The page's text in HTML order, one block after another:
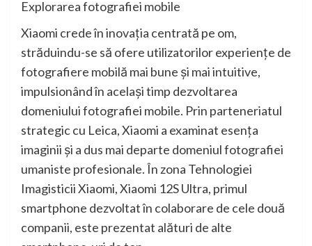
Explorarea fotografiei mobile
Xiaomi crede în inovația centrată pe om,
străduindu-se să ofere utilizatorilor experiențe de
fotografiere mobilă mai bune și mai intuitive,
impulsionând în același timp dezvoltarea
domeniului fotografiei mobile. Prin parteneriatul
strategic cu Leica, Xiaomi a examinat esența
imaginii și a dus mai departe domeniul fotografiei
umaniste profesionale. În zona Tehnologiei
Imagisticii Xiaomi, Xiaomi 12S Ultra, primul
smartphone dezvoltat în colaborare de cele două
companii, este prezentat alături de alte